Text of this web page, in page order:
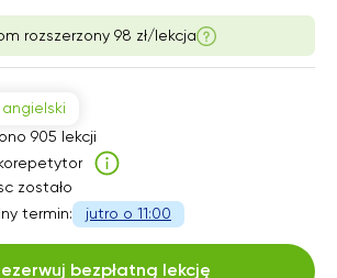
rozszerzony 98 zł/lekcja
905 lekcji
zostało
termin:
jutro o 11:00
bezpłatną lekcję
12:00 14:00
19:30
20:00 13:30